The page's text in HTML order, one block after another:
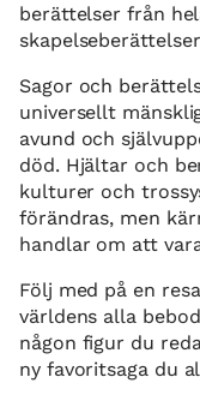
berättelser från
Sagor och
universellt
avund och
död. Hjältar och
kulturer och
förändras, men
handlar om att
Följ med på en
världens alla
någon figur du
ny favoritsaga du